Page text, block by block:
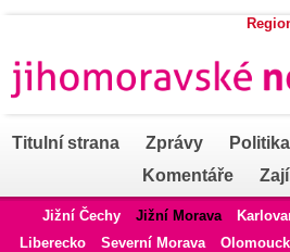
Titulní strana Zprávy Politika
Komentáře
Jižní Čechy Jižní Morava
Liberecko
Severní Morava